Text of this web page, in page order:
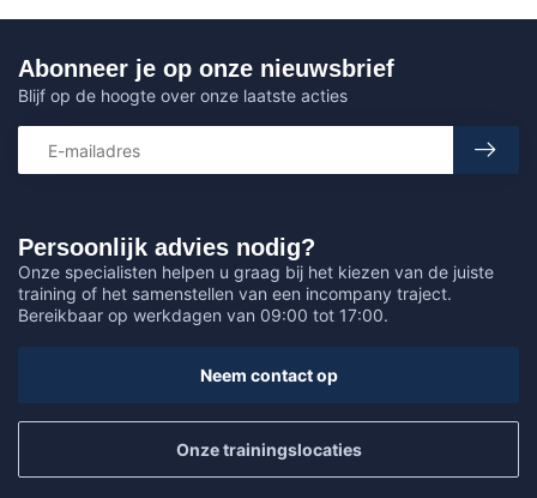
Persoonlijk advies nodig?
Onze specialisten helpen u graag bij het kiezen van de juiste
training of het samenstellen van een incompany traject.
Bereikbaar op werkdagen van 09:00 tot 17:00.
Neem contact op
Onze trainingslocaties
Abonneer je op onze nieuwsbrief
Blijf op de hoogte over onze laatste acties